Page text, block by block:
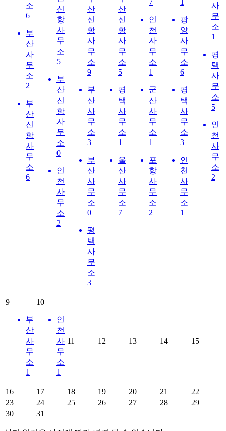
소
6
부
산
사
무
소
2
부
산
신
항
사
무
소
6
신
항
사
무
소
5
부
산
신
항
사
무
소
0
인
천
사
무
소
2
산
신
항
사
무
소
9
부
산
사
무
소
3
부
산
사
무
소
0
평
택
사
무
소
3
산
신
항
사
무
소
5
평
택
사
무
소
1
울
산
사
무
소
7
인
천
사
무
소
1
군
산
사
무
소
1
포
항
사
무
소
2
광
양
사
무
소
6
평
택
사
무
소
3
인
천
사
무
소
1
사
무
소
1
평
택
사
무
소
5
인
천
사
무
소
2
9
부
산
사
무
소
1
10
인
천
사
무
소
1
11 12 13 14 15
16 17 18 19 20 21
22
23
24 25 26 27 28
29
30
31